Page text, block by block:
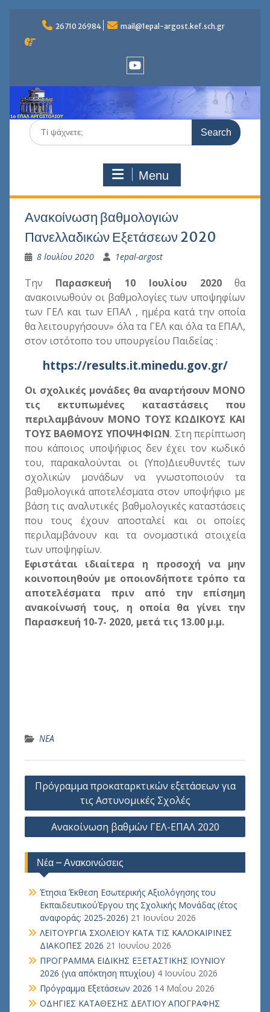
content
26710 26984 mail@1epal-argost.kef.sch.gr
Search
for:
Menu
Ανακοίνωση βαθμολογιών
Πανελλαδικών Εξετάσεων 2020
8 Ιουλίου 2020 1epal-argost
Την Παρασκευή 10 Ιουλίου 2020θα
ανακοινωθούν οι βαθμολογίες των υποψηφίων
των ΓΕΛ και των ΕΠΑΛ , ημέρα κατά την οποία
θα λειτουργήσουν» όλα τα ΓΕΛ και όλα τα ΕΠΑΛ,
στον ιστότοπο του υπουργείου Παιδείας :
https://results.it.minedu.gov.gr/
Οι σχολικές μονάδες θα αναρτήσουν ΜΟΝΟ
τις εκτυπωμένες καταστάσεις που
περιλαμβάνουν ΜΟΝΟ ΤΟΥΣ ΚΩΔΙΚΟΥΣ ΚΑΙ
ΤΟΥΣ ΒΑΘΜΟΥΣ ΥΠΟΨΗΦΙΩΝ. Στη περίπτωση
που κάποιος υποψήφιος δεν έχει τον κωδικό
του, παρακαλούνται οι (Υπο)Διευθυντές των
σχολικών μονάδων να γνωστοποιούν τα
βαθμολογικά αποτελέσματα στον υποψήφιο με
βάση τις αναλυτικές βαθμολογικές καταστάσεις
που τους έχουν αποσταλεί και οι οποίες
περιλαμβάνουν και τα ονομαστικά στοιχεία
των υποψηφίων.
Εφιστάται ιδιαίτερα η προσοχή να μην
κοινοποιηθούν με οποιονδήποτε τρόπο τα
αποτελέσματα πριν από την επίσημη
ανακοίνωσή τους, η οποία θα γίνει την
Παρασκευή 10-7- 2020, μετά τις 13.00 μ.μ.
ΝΕΑ
Πλοήγηση
άρθρων
Πρόγραμμα προκαταρκτικών εξετάσεων για
τις Αστυνομικές Σχολές
Ανακοίνωση βαθμών ΓΕΛ-ΕΠΑΛ 2020
Νέα – Ανακοινώσεις
Έτησια Έκθεση Εσωτερικής Αξιολόγησης του
ΕκπαιδευτικούΈργου της Σχολικής Μονάδας (έτος
αναφοράς: 2025-2026) 21 Ιουνίου 2026
ΛΕΙΤΟΥΡΓΙΑ ΣΧΟΛΕΙΟΥ ΚΑΤΑ ΤΙΣ ΚΑΛΟΚΑΙΡΙΝΕΣ
ΔΙΑΚΟΠΕΣ 2026 21 Ιουνίου 2026
ΠΡΟΓΡΑΜΜΑ ΕΙΔΙΚΗΣ ΕΞΕΤΑΣΤΙΚΗΣ ΙΟΥΝΙΟΥ
2026 (για απόκτηση πτυχίου) 4 Ιουνίου 2026
Πρόγραμμα Εξετάσεων 2026 14 Μαΐου 2026
ΟΔΗΓΙΕΣ ΚΑΤΑΘΕΣΗΣ ΔΕΛΤΙΟΥ ΑΠΟΓΡΑΦΗΣ